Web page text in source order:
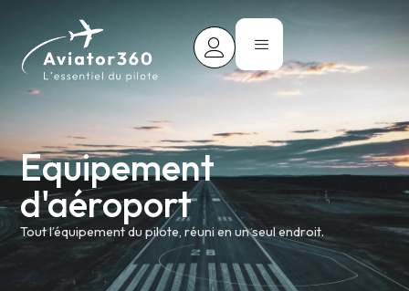
Equipement
d'aéroport
Tout l’équipement du pilote, réuni en un seul endroit.